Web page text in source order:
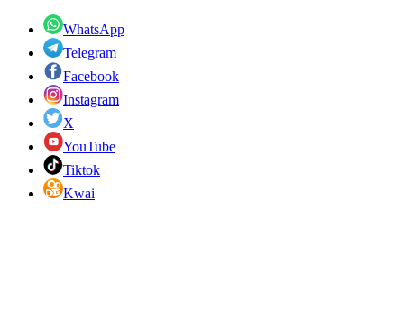
WhatsApp
Telegram
Facebook
Instagram
X
YouTube
Tiktok
Kwai